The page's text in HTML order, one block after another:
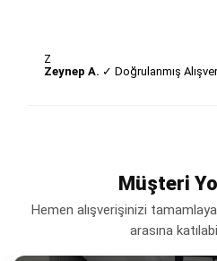
Z
Zeynep A. ✓ Doğrulanmış
Müşteri
Hemen alışverişinizi
arasına